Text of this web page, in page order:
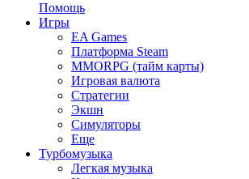
Помощь
Игры
EA Games
Платформа Steam
MMORPG (тайм карты)
Игровая валюта
Стратегии
Экшн
Симуляторы
Еще
Турбомузыка
Легкая музыка